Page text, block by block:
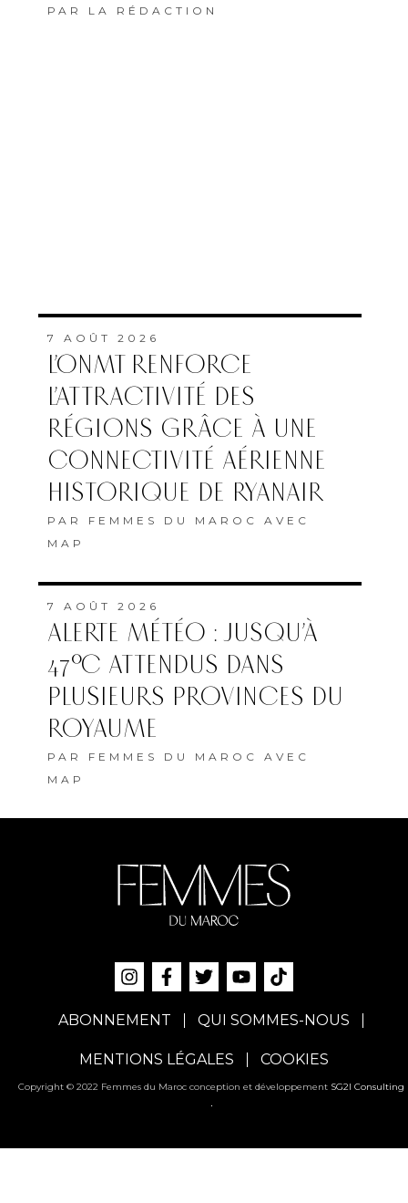
PAR LA RÉDACTION
7 AOÛT 2026
L’ONMT RENFORCE
L’ATTRACTIVITÉ DES
RÉGIONS GRÂCE À UNE
CONNECTIVITÉ AÉRIENNE
HISTORIQUE DE RYANAIR
PAR FEMMES DU MAROC AVEC
MAP
7 AOÛT 2026
ALERTE MÉTÉO : JUSQU’À
47°C ATTENDUS DANS
PLUSIEURS PROVINCES DU
ROYAUME
PAR FEMMES DU MAROC AVEC
MAP
ABONNEMENT QUI SOMMES-NOUS
MENTIONS LÉGALES COOKIES
Copyright © 2022 Femmes du Maroc conception et développement SG2I Consulting